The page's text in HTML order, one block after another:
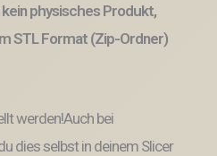
physisches Produkt,
STL Format (Zip-Ordner)
werden!Auch bei
dies selbst in deinem Slicer